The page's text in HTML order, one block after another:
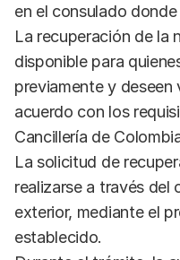
en el consulado
La recuperación de la
disponible para
previamente y deseen
acuerdo con los
Cancillería de
La solicitud de
realizarse a través del
exterior, mediante el
establecido.